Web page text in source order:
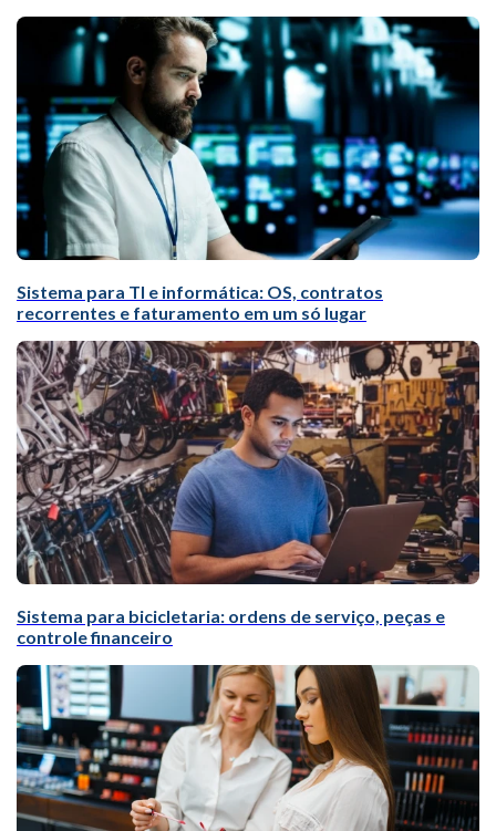
Sistema para TI e informática: OS, contratos
recorrentes e faturamento em um só lugar
Sistema para bicicletaria: ordens de serviço, peças e
controle financeiro